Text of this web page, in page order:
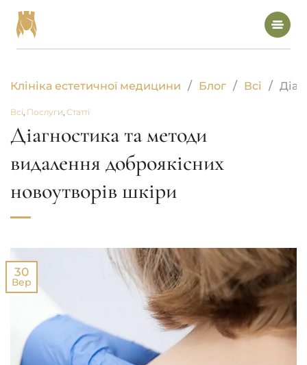
Пропустити
Лазерна епіляція
Електроепіляція
Лазерна косметологія
Апаратна косметологія
Косметологія
Клініка естетичної медицини Блог Всі
Всі, Послуги, Статті
Діагностика та методи
видалення доброякісних
новоутворів шкіри
30
Вер